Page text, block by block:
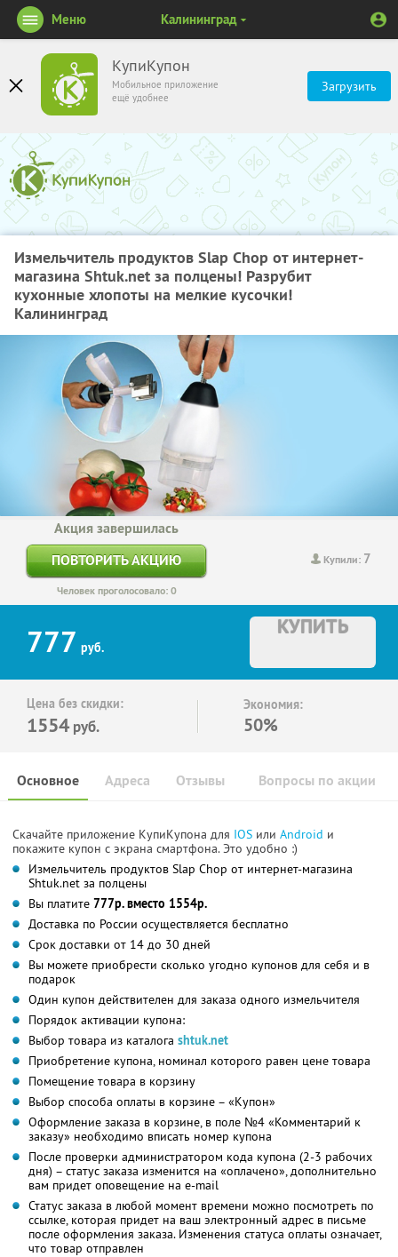
КупиКупон
Мобильное приложение
ещё удобнее
Загрузить
Меню Калининград
Измельчитель продуктов Slap Chop от интернет-
магазина Shtuk.net за полцены! Разрубит
кухонные хлопоты на мелкие кусочки!
Калининград
Купили: 7
Акция завершилась
ПОВТОРИТЬ АКЦИЮ
Человек проголосовало: 0
777 руб.
КУПИТЬ
Цена без скидки:
1554 руб.
Экономия:
50%
Основное Отзывы Вопросы по акции
Адреса
Скачайте приложение КупиКупона для IOS или Android и
покажите купон с экрана смартфона. Это удобно :)
Измельчитель продуктов Slap Chop от интернет-магазина
Shtuk.net за полцены
Вы платите 777р. вместо 1554р.
Доставка по России осуществляется бесплатно
Срок доставки от 14 до 30 дней
Вы можете приобрести сколько угодно купонов для себя и в
подарок
Один купон действителен для заказа одного измельчителя
Порядок активации купона:
Выбор товара из каталога shtuk.net
Приобретение купона, номинал которого равен цене товара
Помещение товара в корзину
Выбор способа оплаты в корзине – «Купон»
Оформление заказа в корзине, в поле №4 «Комментарий к
заказу» необходимо вписать номер купона
После проверки администратором кода купона (2-3 рабочих
дня) – статус заказа изменится на «оплачено», дополнительно
вам придет оповещение на e-mail
Статус заказа в любой момент времени можно посмотреть по
ссылке, которая придет на ваш электронный адрес в письме
после оформления заказа. Изменения статуса оплаты означает,
что товар отправлен